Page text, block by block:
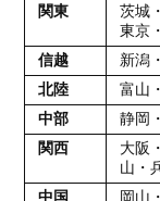
関東
茨城
東京
信越 新潟
北陸
富山
中部
静岡
関西
大阪
山・
中国 岡山